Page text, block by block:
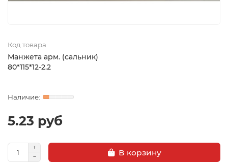
Код товара
Манжета арм. (сальник)
80*115*12-2.2
5.23 руб
В корзину